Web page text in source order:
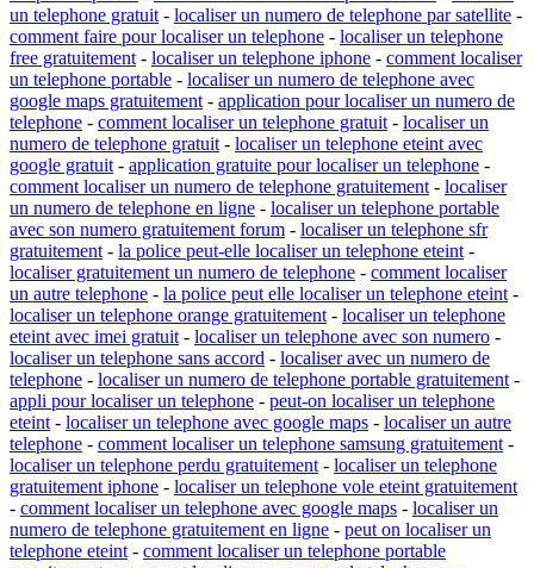
un telephone gratuit - localiser un numero de telephone par satellite -
comment faire pour localiser un telephone - localiser un telephone
free gratuitement - localiser un telephone iphone - comment localiser
un telephone portable - localiser un numero de telephone avec
google maps gratuitement - application pour localiser un numero de
telephone - comment localiser un telephone gratuit - localiser un
numero de telephone gratuit - localiser un telephone eteint avec
google gratuit - application gratuite pour localiser un telephone -
comment localiser un numero de telephone gratuitement - localiser
un numero de telephone en ligne - localiser un telephone portable
avec son numero gratuitement forum - localiser un telephone sfr
gratuitement - la police peut-elle localiser un telephone eteint -
localiser gratuitement un numero de telephone - comment localiser
un autre telephone - la police peut elle localiser un telephone eteint -
localiser un telephone orange gratuitement - localiser un telephone
eteint avec imei gratuit - localiser un telephone avec son numero -
localiser un telephone sans accord - localiser avec un numero de
telephone - localiser un numero de telephone portable gratuitement -
appli pour localiser un telephone - peut-on localiser un telephone
eteint - localiser un telephone avec google maps - localiser un autre
telephone - comment localiser un telephone samsung gratuitement -
localiser un telephone perdu gratuitement - localiser un telephone
gratuitement iphone - localiser un telephone vole eteint gratuitement
- comment localiser un telephone avec google maps - localiser un
numero de telephone gratuitement en ligne - peut on localiser un
telephone eteint - comment localiser un telephone portable